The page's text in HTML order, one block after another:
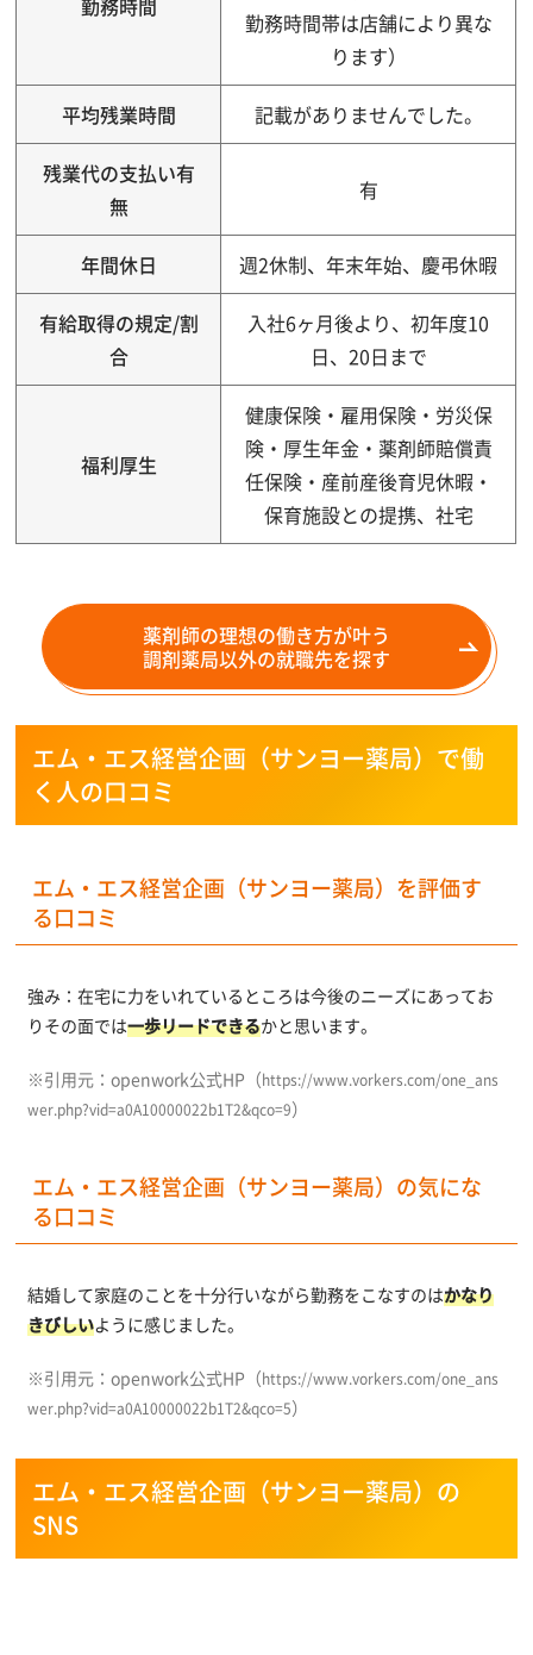
勤務時間帯は店舗により異な
ります）
平均残業時間 記載がありませんでした。
残業代の支払い有
無
有
年間休日 週2休制、年末年始、慶弔休暇
有給取得の規定/割
合
入社6ヶ月後より、初年度10
日、20日まで
福利厚生
健康保険・雇用保険・労災保
険・厚生年金・薬剤師賠償責
任保険・産前産後育児休暇・
保育施設との提携、社宅
薬剤師の理想の働き方が叶う
調剤薬局以外の就職先を探す
エム・エス経営企画（サンヨー薬局）で働
く人の口コミ
エム・エス経営企画（サンヨー薬局）を評価す
る口コミ
強み：在宅に力をいれているところは今後のニーズにあってお
りその面では一歩リードできるかと思います。
※引用元：openwork公式HP（https://www.vorkers.com/one_ans
wer.php?vid=a0A10000022b1T2&qco=9）
エム・エス経営企画（サンヨー薬局）の気にな
る口コミ
結婚して家庭のことを十分行いながら勤務をこなすのはかなり
きびしいように感じました。
※引用元：openwork公式HP（https://www.vorkers.com/one_ans
wer.php?vid=a0A10000022b1T2&qco=5）
エム・エス経営企画（サンヨー薬局）の
SNS